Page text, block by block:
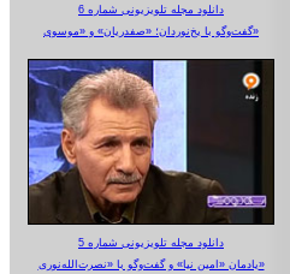
دانلود مجله تلویزیونی شماره 6
گفت‌وگو با یخ‌نوردان؛ «صفدریان» و «موسوی»
دانلود مجله تلویزیونی شماره 5
یادمان «امین نیا» و گفت‌وگو با «نصرت‌الله‌نوری»